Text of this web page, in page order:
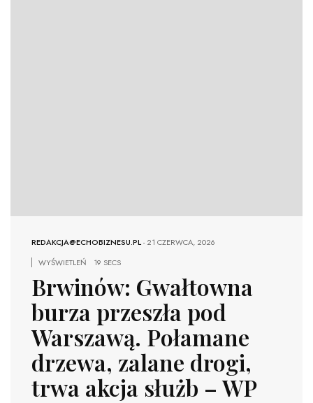
REDAKCJA@ECHOBIZNESU.PL-21 CZERWCA, 2026
WYŚWIETLEŃ
19 SECS
Brwinów: Gwałtowna
burza przeszła pod
Warszawą. Połamane
drzewa, zalane drogi,
trwa akcja służb – WP